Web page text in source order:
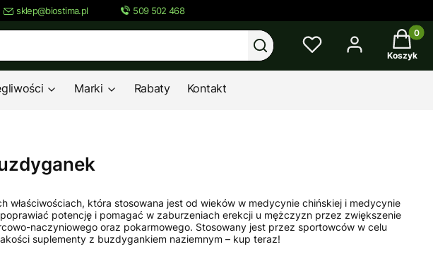
sklep@biostima.pl 509 502 468
WyczyśćSzukaj
Twój
Koszyk
Marki Rabaty Kontakt
właściwościach, która stosowana jest od wieków w medycynie chińskiej i medycynie
potencję i pomagać w zaburzeniach erekcji u mężczyzn przez zwiększenie
naczyniowego oraz pokarmowego. Stosowany jest przez sportowców w celu
suplementy z buzdygankiem naziemnym – kup teraz!